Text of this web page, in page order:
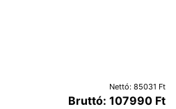
Nettó: 85031 Ft
Bruttó: 107990 Ft